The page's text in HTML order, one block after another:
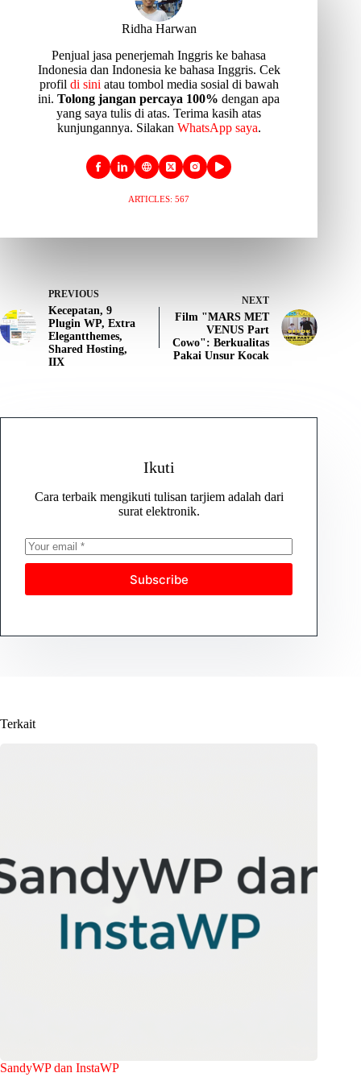
Ridha Harwan
Penjual jasa penerjemah Inggris ke bahasa
Indonesia dan Indonesia ke bahasa Inggris. Cek
profil di sini atau tombol media sosial di bawah
ini.Tolong jangan percaya 100% dengan apa
yang saya tulis di atas. Terima kasih atas
kunjungannya. Silakan WhatsApp saya.
ARTICLES: 567
PREVIOUS
Kecepatan, 9
Plugin WP, Extra
Elegantthemes,
Shared Hosting,
IIX
NEXT
Film "MARS MET
VENUS Part
Cowo": Berkualitas
Pakai Unsur Kocak
Ikuti
Cara terbaik mengikuti tulisan tarjiem adalah dari
surat elektronik.
Subscribe
Terkait
SandyWP dan InstaWP